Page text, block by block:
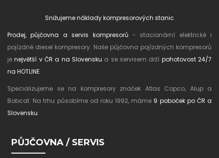
Snižujeme náklady kompresorových stanic
Prodej, půjčovna a servis kompresorů - stacionární elektrické i
pojízdné diesel kompresory. Naše půjčovna pojízdných kompresorů
jenejvětší v ČR a na Slovensku a se servisem drží pohotovost 24/7
na HOTLINE.
Specializujeme se na kompresory značek Atlas Copco, Alup a
Bobcat. Na trhu působíme od roku 1992, máme 9 poboček po ČR a
Slovensku.
PŮJČOVNA / SERVIS